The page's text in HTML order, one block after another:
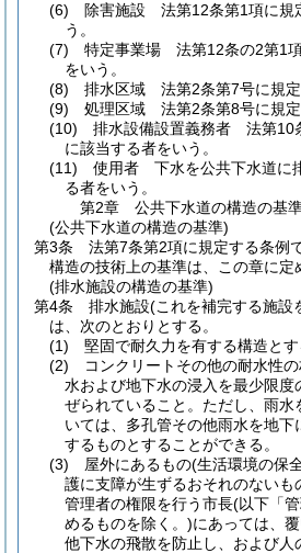
(6)
除害施設 法第12条第1項に規
う。
(7)
特定事業場 法第12条の2第1
をいう。
(8)
排水区域 法第2条第7号に規定
(9)
処理区域 法第2条第8号に規定
(10)
排水設備設置義務者 法第10
に該当する者をいう。
(11)
使用者 下水を公共下水道に
る者をいう。
第2章
公共下水道の構造の基
(公共下水道の構造の基準)
第3条
法第7条第2項に規定する条例
構造の技術上の基準は、この章に定
(排水施設の構造の基準)
第4条
排水施設(これを補完する施設
は、次のとおりとする。
(1)
堅固で耐久力を有する構造とす
(2)
コンクリートその他の耐水性
水および地下水の浸入を最少限度
ぜられていること。 ただし、雨水
いては、多孔管その他雨水を地
するものとすることができる。
(3)
屋外にあるもの(生活環境の保
護に支障が生ずるおそれのないも
管理者の権限を行う市長(以下「
めるものを除く。)にあっては、
他下水の飛散を防止し、および人